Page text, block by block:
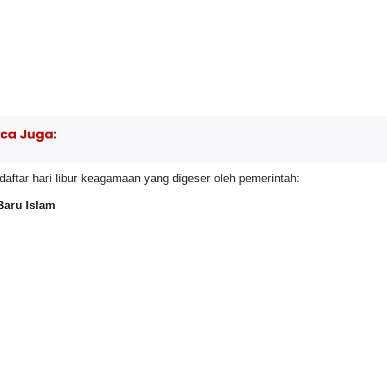
Juga:
hari libur keagamaan yang digeser oleh pemerintah:
Islam